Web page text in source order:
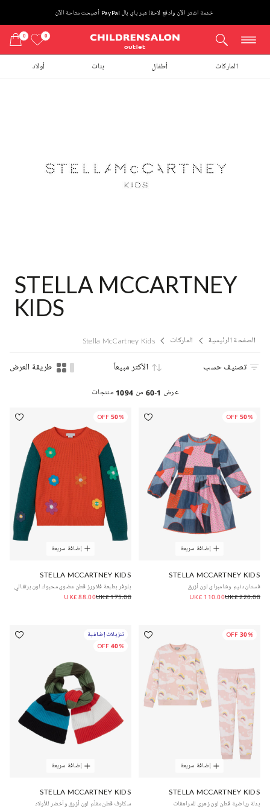
خدمة اشتر الآن وادفع لاحقا عبر باي بال PayPal أصبحت متاحة الآن
0
0
الماركات أطفال بنات أولاد
STELLA MCCARTNEY
KIDS
الصفحة الرئيسية الماركات Stella McCartney Kids
تصنيف حسب الأكثر مبيعاً طريقة العرض
عرض 1-60 من 1094 منتجات
50% OFF
إضافة سريعة
STELLA MCCARTNEY KIDS
فستان دنيم وشامبراي لون أزرق
UK£ 220.00
UK£ 110.00
50% OFF
إضافة سريعة
STELLA MCCARTNEY KIDS
بلوفر بطبعة فلاورز قطن عضوي محبوك لون برتقالي
UK£ 175.00
UK£ 88.00
30% OFF
إضافة سريعة
STELLA MCCARTNEY KIDS
بدلة رياضية قطن لون زهري للمراهقات
تنزيلات إضافية
40% OFF
إضافة سريعة
STELLA MCCARTNEY KIDS
سكارف قطن مقلّم لون أزرق وأخضر للأولاد